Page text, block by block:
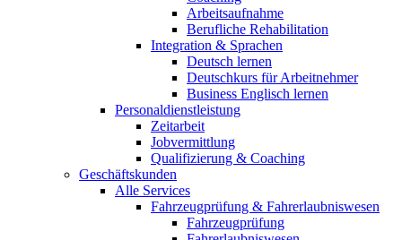
Arbeitsaufnahme
Berufliche Rehabilitation
Integration & Sprachen
Deutsch lernen
Deutschkurs für Arbeitnehmer
Business Englisch lernen
Personaldienstleistung
Zeitarbeit
Jobvermittlung
Qualifizierung & Coaching
Geschäftskunden
Alle Services
Fahrzeugprüfung & Fahrerlaubniswesen
Fahrzeugprüfung